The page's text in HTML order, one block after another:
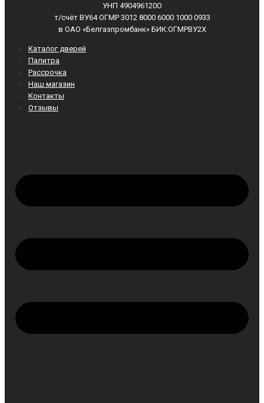
УНП 490496120О
т/счёт ВУ64 ОГМР 3012 8000 6000 1000 0933
в ОАО «Белгазпромбанк» БИК:ОГМРВУ2Х
Каталог дверей
Палитра
Рассрочка
Наш магазин
Контакты
Отзывы